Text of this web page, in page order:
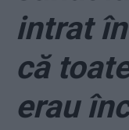
intrat
că
erau